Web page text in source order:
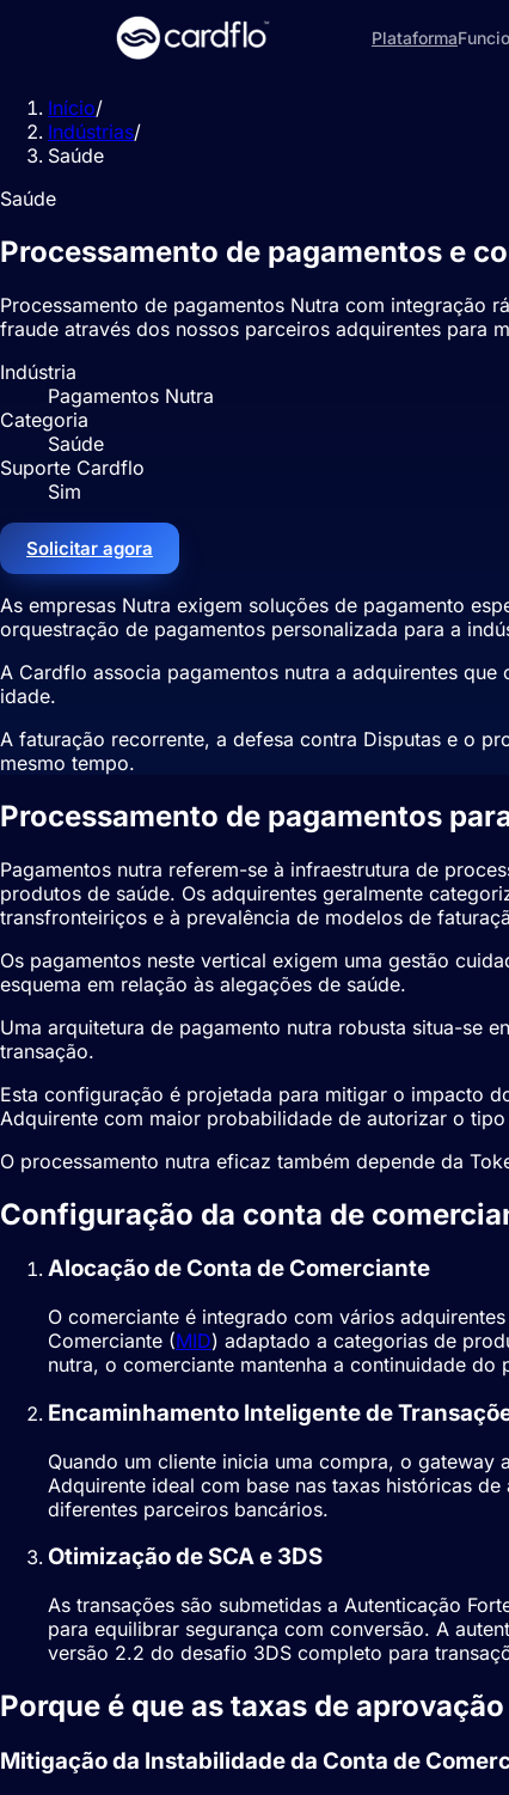
Plataforma
Início/
Indústrias/
Saúde
Saúde
Processamento de pagamentos e
Processamento de pagamentos Nutra com integração
fraude através dos nossos parceiros adquirentes para
Indústria
Pagamentos Nutra
Categoria
Saúde
Suporte Cardflo
Sim
Solicitar agora
As empresas Nutra exigem soluções de pagamento
orquestração de pagamentos personalizada para a
A Cardflo associa pagamentos nutra a adquirentes
idade.
A faturação recorrente, a defesa contra Disputas e o
mesmo tempo.
Processamento de pagamentos
Pagamentos nutra referem-se à infraestrutura de
produtos de saúde. Os adquirentes geralmente
transfronteiriços e à prevalência de modelos de
Os pagamentos neste vertical exigem uma gestão
esquema em relação às alegações de saúde.
Uma arquitetura de pagamento nutra robusta situa-se
transação.
Esta configuração é projetada para mitigar o impacto
Adquirente com maior probabilidade de autorizar o
O processamento nutra eficaz também depende da
Configuração da conta de
Alocação de Conta de Comerciante
O comerciante é integrado com vários
Comerciante (MID) adaptado a categorias de
nutra, o comerciante mantenha a continuidade
Encaminhamento Inteligente de
Quando um cliente inicia uma compra, o gateway
Adquirente ideal com base nas taxas históricas
diferentes parceiros bancários.
Otimização de SCA e 3DS
As transações são submetidas a Autenticação
para equilibrar segurança com conversão. A
versão 2.2 do desafio 3DS completo para
Porque é que as taxas de
Mitigação da Instabilidade da Conta de